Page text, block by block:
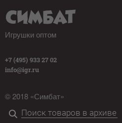
Игрушки оптом
+7 (495) 933 27 02
info@igr.ru
© 2018 «Симбат»